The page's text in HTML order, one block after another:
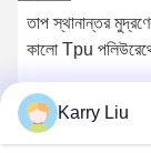
তাপ স্থানান্তর
কালো Tpu
Karry Liu